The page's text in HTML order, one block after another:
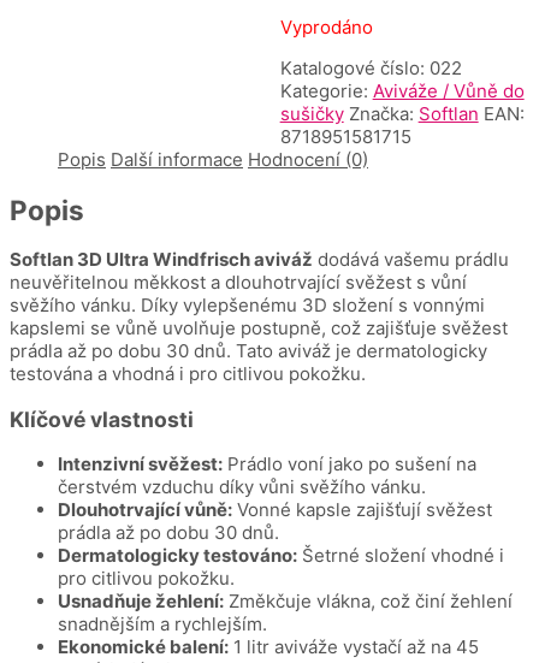
Vyprodáno
Katalogové číslo: 022
Kategorie: Aviváže / Vůně do
sušičky Značka: Softlan EAN:
8718951581715
Popis Další informace Hodnocení (0)
Popis
Softlan 3D Ultra Windfrisch aviváž dodává vašemu prádlu
neuvěřitelnou měkkost a dlouhotrvající svěžest s vůní
svěžího vánku. Díky vylepšenému 3D složení s vonnými
kapslemi se vůně uvolňuje postupně, což zajišťuje svěžest
prádla až po dobu 30 dnů. Tato aviváž je dermatologicky
testována a vhodná i pro citlivou pokožku.
Klíčové vlastnosti
Intenzivní svěžest: Prádlo voní jako po sušení na
čerstvém vzduchu díky vůni svěžího vánku.
Dlouhotrvající vůně: Vonné kapsle zajišťují svěžest
prádla až po dobu 30 dnů.
Dermatologicky testováno: Šetrné složení vhodné i
pro citlivou pokožku.
Usnadňuje žehlení: Změkčuje vlákna, což činí žehlení
snadnějším a rychlejším.
Ekonomické balení: 1 litr aviváže vystačí až na 45